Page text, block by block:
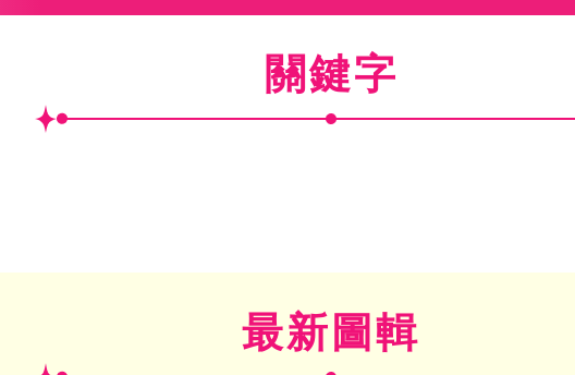
關鍵字
最新圖輯